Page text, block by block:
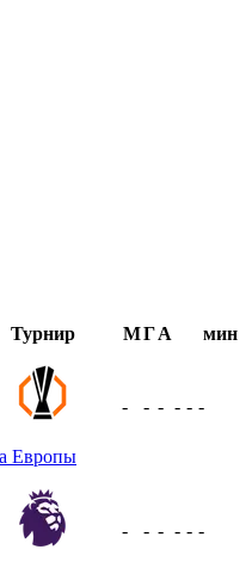
Турнир МГА мин
Европы
- - - - - -
- - - - - -